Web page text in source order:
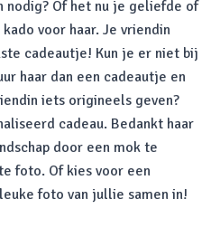
nodig? Of het nu je geliefde of
voor haar. Je vriendin
cadeautje! Kun je er niet bij
haar dan een cadeautje en
iets origineels geven?
cadeau. Bedankt haar
door een mok te
foto. Of kies voor een
foto van jullie samen in!